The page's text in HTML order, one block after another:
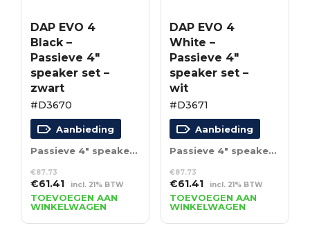
DAP EVO 4
Black –
Passieve 4″
speaker set –
zwart
#D3670
Aanbieding
Passieve 4″ speaker set – zwart
€87.73
Oorspronkelijke
prijs
was:
€87.73.
€61.41Huidige
prijs
is:
€61.41.
incl. 21% BTW
TOEVOEGEN AAN
WINKELWAGEN
DAP EVO 4
White –
Passieve 4″
speaker set –
wit
#D3671
Aanbieding
Passieve 4″ speaker set – wit
€87.73
Oorspronkelijke
prijs
was:
€87.73.
€61.41Huidige
prijs
is:
€61.41.
incl. 21% BTW
TOEVOEGEN AAN
WINKELWAGEN